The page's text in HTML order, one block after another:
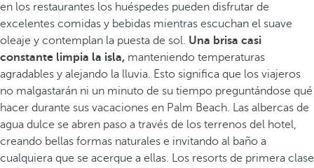
en los restaurantes los huéspedes pueden disfrutar de
excelentes comidas y bebidas mientras escuchan el suave
oleaje y contemplan la puesta de sol. Una brisa casi
constante limpia la isla, manteniendo temperaturas
agradables y alejando la lluvia. Esto significa que los viajeros
no malgastarán ni un minuto de su tiempo preguntándose qué
hacer durante sus vacaciones en Palm Beach. Las albercas de
agua dulce se abren paso a través de los terrenos del hotel,
creando bellas formas naturales e invitando al baño a
cualquiera que se acerque a ellas. Los resorts de primera clase